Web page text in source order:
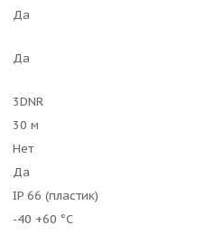
Да
Да
3DNR
30 м
Нет
Да
IP 66 (пластик)
-40 +60 °C